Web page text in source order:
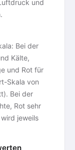
und
Bei der
Kälte,
und Rot für
Skala von
Bei der
Rot sehr
jeweils